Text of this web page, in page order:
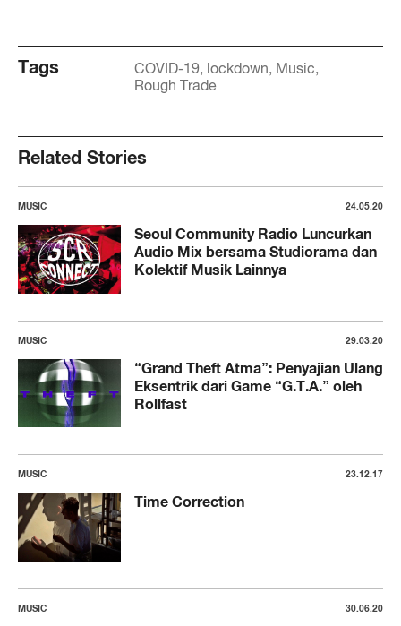
Tags COVID-19 lockdown Music
Rough Trade
Related Stories
MUSIC 24.05.20
Seoul Community Radio Luncurkan
Audio Mix bersama Studiorama dan
Kolektif Musik Lainnya
MUSIC 29.03.20
“Grand Theft Atma”: Penyajian Ulang
Eksentrik dari Game “G.T.A.” oleh
Rollfast
MUSIC 23.12.17
Time Correction
MUSIC 30.06.20